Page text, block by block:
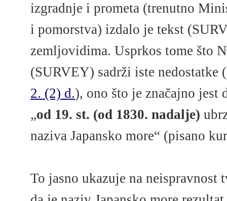
izgradnje i prometa (trenutno
i pomorstva) izdalo je tekst
zemljovidima. Usprkos tome što
(SURVEY) sadrži iste nedostatke
2. (2) d.), ono što je značajno jest
„od 19. st. (od 1830. nadalje)
naziva Japansko more“ (pisano
To jasno ukazuje na